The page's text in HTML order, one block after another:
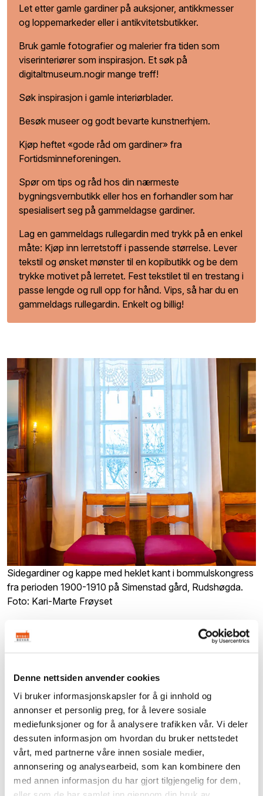
Denne nettsiden anvender cookies
Vi bruker informasjonskapsler for å gi innhold og
annonser et personlig preg, for å levere sosiale
mediefunksjoner og for å analysere trafikken vår. Vi deler
dessuten informasjon om hvordan du bruker nettstedet
vårt, med partnerne våre innen sosiale medier,
annonsering og analysearbeid, som kan kombinere den
med annen informasjon du har gjort tilgjengelig for dem,
Let etter gamle gardiner på auksjoner, antikkmesser
og loppemarkeder eller i antikvitetsbutikker.
Bruk gamle fotografier og malerier fra tiden som
viserinteriører som inspirasjon. Et søk på
digitaltmuseum.nogir mange treff!
Søk inspirasjon i gamle interiørblader.
Besøk museer og godt bevarte kunstnerhjem.
Kjøp heftet «gode råd om gardiner» fra
Fortidsminneforeningen.
Spør om tips og råd hos din nærmeste
bygningsvernbutikk eller hos en forhandler som har
spesialisert seg på gammeldagse gardiner.
Lag en gammeldags rullegardin med trykk på en enkel
måte: Kjøp inn lerretstoff i passende størrelse. Lever
tekstil og ønsket mønster til en kopibutikk og be dem
trykke motivet på lerretet. Fest tekstilet til en trestang i
passe lengde og rull opp for hånd. Vips, så har du en
gammeldags rullegardin. Enkelt og billig!
Sidegardiner og kappe med heklet kant i bommulskongress
fra perioden 1900-1910 på Simenstad gård, Rudshøgda.
Foto: Kari-Marte Frøyset